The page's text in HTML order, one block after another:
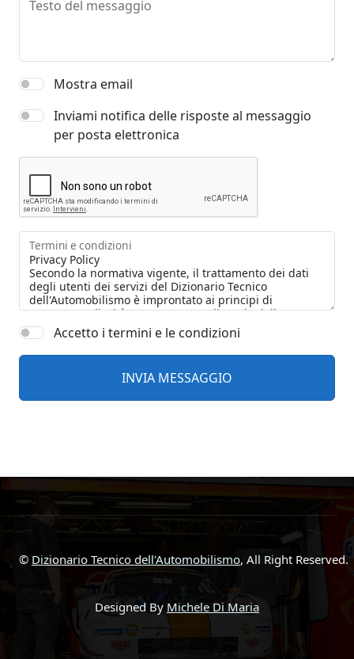
Testo del messaggio
Mostra email
Inviami notifica delle risposte al messaggio
per posta elettronica
Termini e condizioni
Accetto i termini e le condizioni
© Dizionario Tecnico dell'Automobilismo, All Right Reserved.
Designed By Michele Di Maria